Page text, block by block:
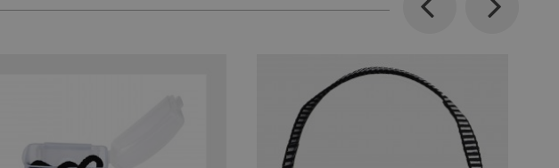
Previous Next